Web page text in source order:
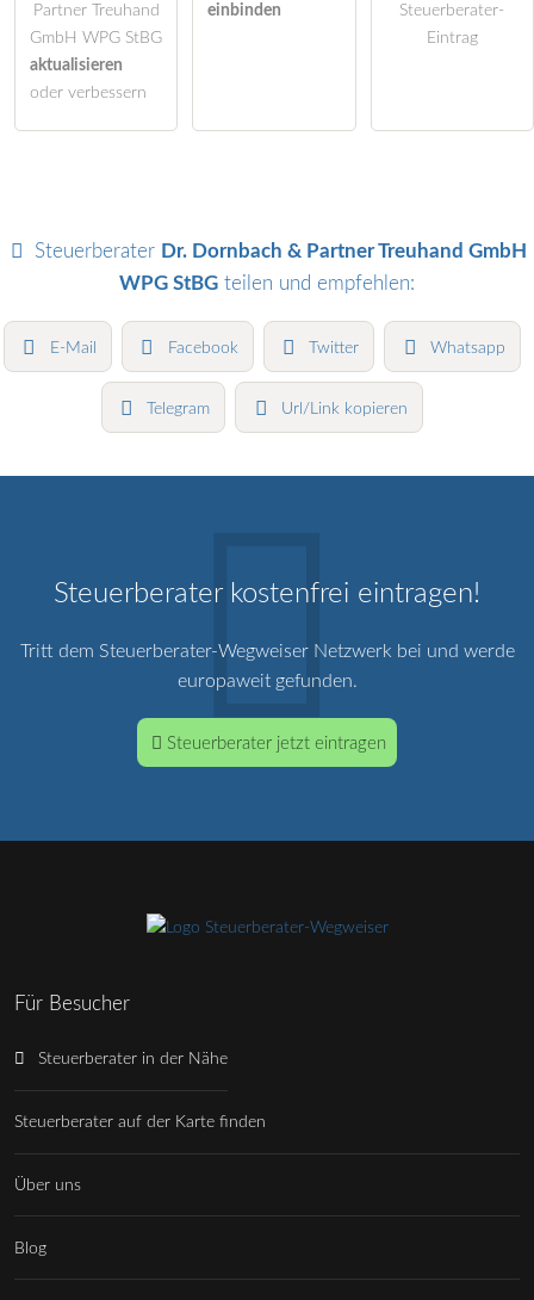
Partner Treuhand
GmbH WPG StBG
aktualisieren
oder verbessern
einbinden
Steuerberater-
Eintrag
Steuerberater Dr. Dornbach & Partner Treuhand GmbH
WPG StBG teilen und empfehlen:
E-Mail Facebook Twitter Whatsapp
Telegram Url/Link kopieren
Steuerberater kostenfrei eintragen!
Tritt dem Steuerberater-Wegweiser Netzwerk bei und werde
europaweit gefunden.
Steuerberater jetzt eintragen
Für Besucher
Steuerberater in der Nähe
Steuerberater auf der Karte finden
Über uns
Blog